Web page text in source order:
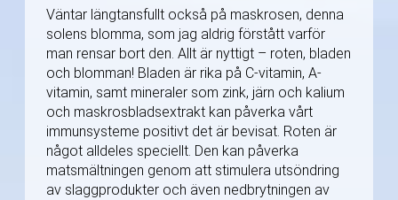
Väntar längtansfullt också på maskrosen, denna
solens blomma, som jag aldrig förstått varför
man rensar bort den. Allt är nyttigt – roten, bladen
och blomman! Bladen är rika på C-vitamin, A-
vitamin, samt mineraler som zink, järn och kalium
och maskrosbladsextrakt kan påverka vårt
immunsysteme positivt det är bevisat. Roten är
något alldeles speciellt. Den kan påverka
matsmältningen genom att stimulera utsöndring
av slaggprodukter och även nedbrytningen av